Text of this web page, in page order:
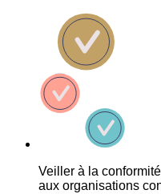
Veiller à la
aux organisations